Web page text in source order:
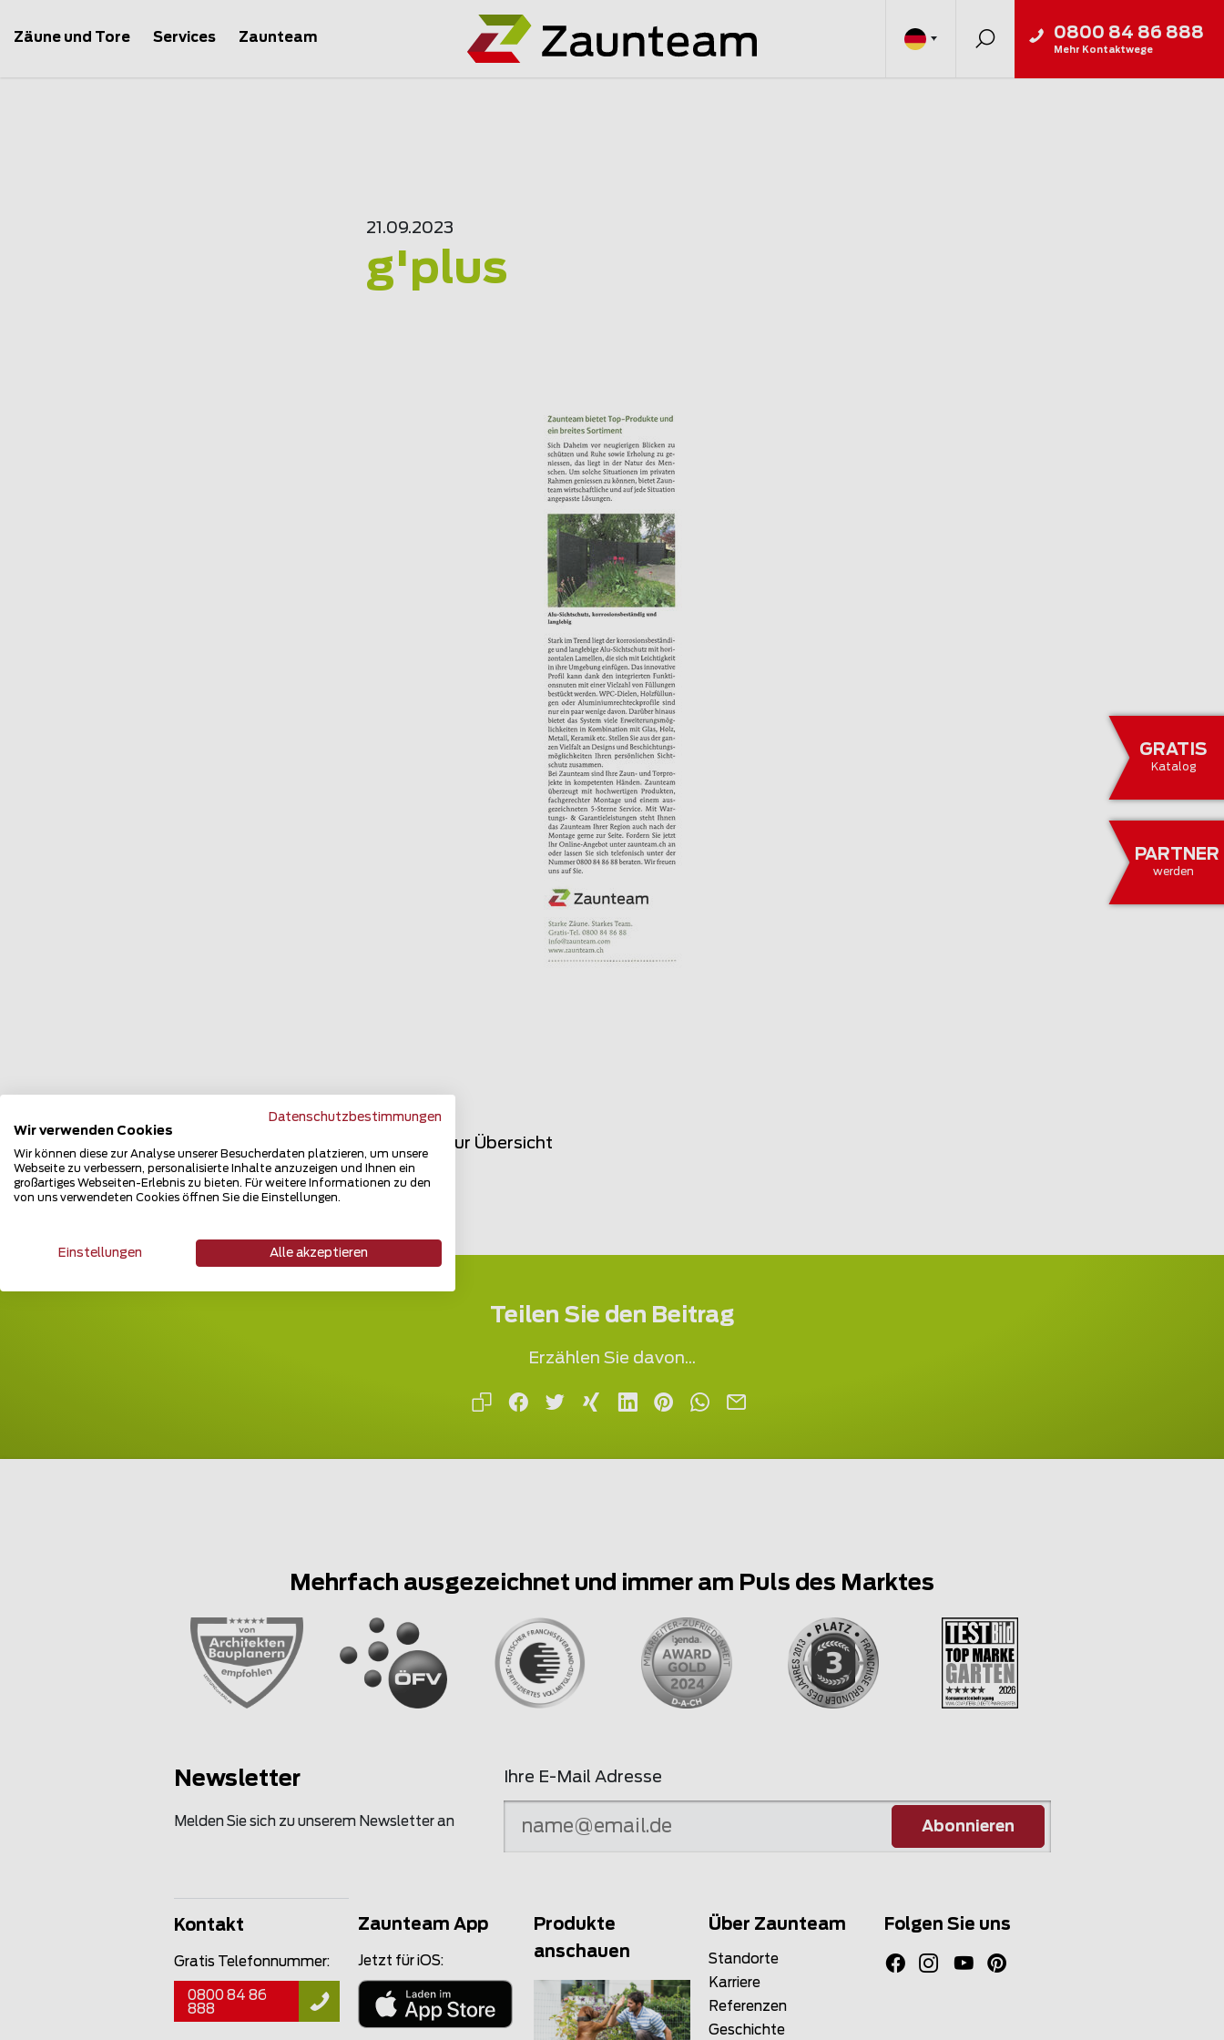
GRATIS
Katalog
PARTNER
werden
Zäune und Tore Services Zaunteam 0800 84 86 888
Mehr Kontaktwege
21.09.2023
g'plus
Zurück zur Übersicht
Teilen Sie den Beitrag
Erzählen Sie davon...
Mehrfach ausgezeichnet und immer am Puls des Marktes
Newsletter
Melden Sie sich zu unserem Newsletter an
Ihre E-Mail Adresse
Abonnieren
Kontakt
Gratis Telefonnummer:
0800 84 86
888
Zaunteam App
Jetzt für iOS:
Produkte
anschauen
Über Zaunteam
Standorte
Karriere
Referenzen
Geschichte
Folgen Sie uns
Datenschutzbestimmungen
Wir verwenden Cookies
Wir können diese zur Analyse unserer Besucherdaten platzieren, um unsere
Webseite zu verbessern, personalisierte Inhalte anzuzeigen und Ihnen ein
großartiges Webseiten-Erlebnis zu bieten. Für weitere Informationen zu den
von uns verwendeten Cookies öffnen Sie die Einstellungen.
Einstellungen Alle akzeptieren